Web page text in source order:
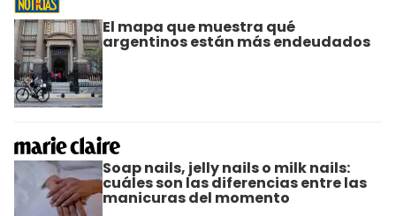
El mapa que muestra qué
argentinos están más endeudados
Soap nails, jelly nails o milk nails:
cuáles son las diferencias entre las
manicuras del momento